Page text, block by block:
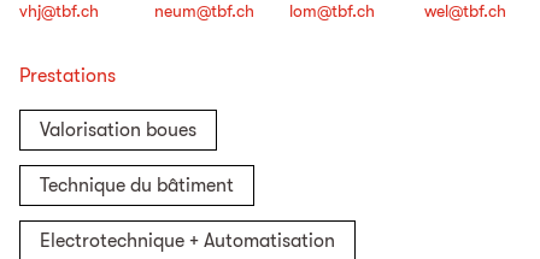
vhj@tbf.ch
neum@tbf.ch
lom@tbf.ch
wel@tbf.ch
Prestations
Valorisation boues
Technique du bâtiment
Electrotechnique + Automatisation